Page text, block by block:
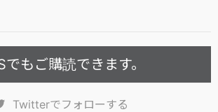
でもご購読できます。
Twitterでフォローする